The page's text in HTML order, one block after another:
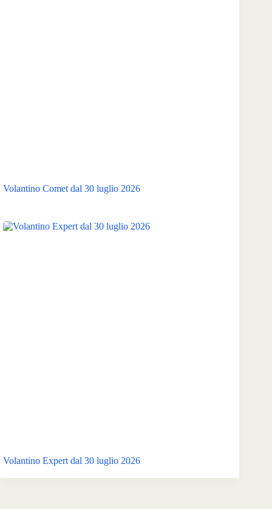
Volantino Comet dal 30 luglio 2026
Volantino Expert dal 30 luglio 2026